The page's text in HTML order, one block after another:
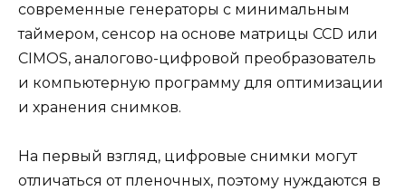
современные генераторы с минимальным
таймером, сенсор на основе матрицы CCD или
CIMOS, аналогово-цифровой преобразователь
и компьютерную программу для оптимизации
и хранения снимков.
На первый взгляд, цифровые снимки могут
отличаться от пленочных, поэтому нуждаются в